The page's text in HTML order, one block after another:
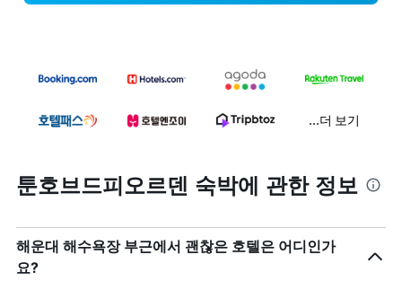
...더 보기
툰호브드피오르덴 숙박에 관한 정보
해운대 해수욕장 부근에서 괜찮은 호텔은 어디인가
요?